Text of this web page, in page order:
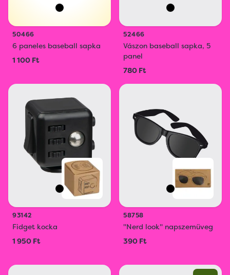
50466
6 paneles baseball sapka
1 100 Ft
52466
Vászon baseball sapka, 5
panel
780 Ft
93142
Fidget kocka
1 950 Ft
58758
"Nerd look" napszemüveg
390 Ft